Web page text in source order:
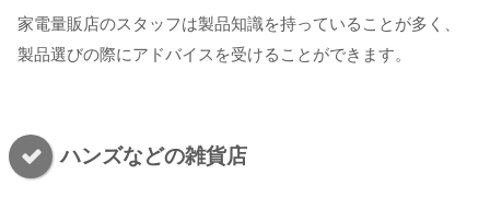
家電量販店のスタッフは製品知識を持っていることが多く、
製品選びの際にアドバイスを受けることができます。
ハンズなどの雑貨店